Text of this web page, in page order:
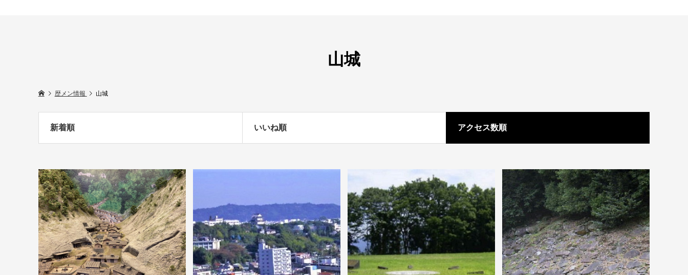
山城
歴メン情報 山城
新着順 いいね順 アクセス数順